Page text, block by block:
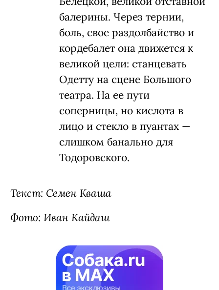
Внимание, спойлер
«Большого»!Девочка из
провинции Юля (в детстве —
Екатерина Самуйлина,
потом —Маргарита
Симонова), эдакий Билли
Эллиот, приезжает в
балетный интернат и
попадает под опеку
балерины. Через тернии,
кордебалет она движется к
Одетту на сцене Большого
театра. На ее пути
соперницы, но кислота в